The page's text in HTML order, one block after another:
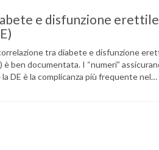
e disfunzione erettile
tra diabete e disfunzione
è ben documentata. I “numeri”
la DE è la complicanza più frequente nel